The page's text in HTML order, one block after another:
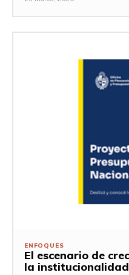
ENFOQUES
El escenario de
la